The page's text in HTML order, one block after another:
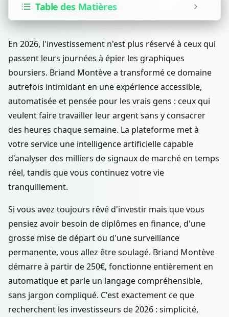
Table des Matières
En 2026, l'investissement n'est plus réservé à ceux qui
passent leurs journées à épier les graphiques
boursiers. Briand Montève a transformé ce domaine
autrefois intimidant en une expérience accessible,
automatisée et pensée pour les vrais gens : ceux qui
veulent faire travailler leur argent sans y consacrer
des heures chaque semaine. La plateforme met à
votre service une intelligence artificielle capable
d'analyser des milliers de signaux de marché en temps
réel, tandis que vous continuez votre vie
tranquillement.
Si vous avez toujours rêvé d'investir mais que vous
pensiez avoir besoin de diplômes en finance, d'une
grosse mise de départ ou d'une surveillance
permanente, vous allez être soulagé. Briand Montève
démarre à partir de 250€, fonctionne entièrement en
automatique et parle un langage compréhensible,
sans jargon compliqué. C'est exactement ce que
recherchent les investisseurs de 2026 : simplicité,